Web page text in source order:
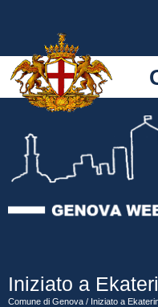
Iniziato a
Comune di Genova / Iniziato a